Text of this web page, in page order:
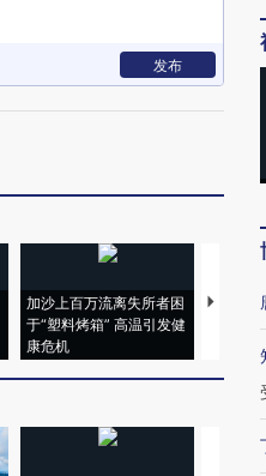
发布
加沙上百万流离失所者困
于“塑料烤箱” 高温引发健
康危机
马航飞
粒摇头